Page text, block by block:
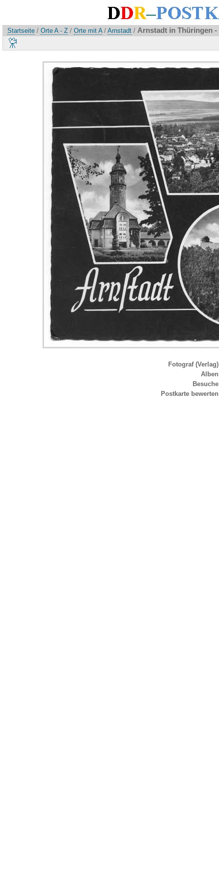
Startseite / Orte A - Z / Orte mit A/ Arnstadt / Arnstadt in Thüringen -
Fotograf (Verlag)
Alben
Besuche
Postkarte bewerten